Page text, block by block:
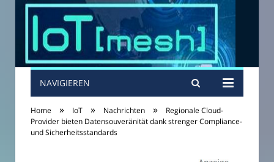
NAVIGIEREN
Home » IoT » Nachrichten »
Regionale Cloud-
Provider bieten Datensouveränität dank strenger Compliance-
und Sicherheitsstandards